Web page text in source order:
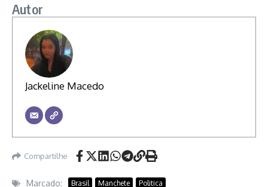
Autor
Jackeline Macedo
Compartilhe
Marcado: Brasil Manchete Politica